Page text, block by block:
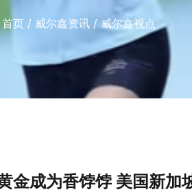
首页 / 威尔鑫资讯 / 威尔鑫视点
金成为香饽饽 美国新加